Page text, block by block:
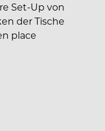
Set-Up von
der Tische
place